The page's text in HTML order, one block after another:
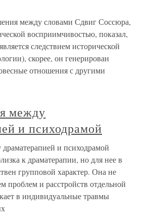
между словами Сдвиг Соссюра,
восприимчивостью, показал,
следствием исторической
скорее, он генерирован
отношения с другими
между
и психодрамой
и психодрамой
к драматерапии, но для нее в
групповой характер. Она не
проблем и расстройств отдельной
в индивидуальные травмы